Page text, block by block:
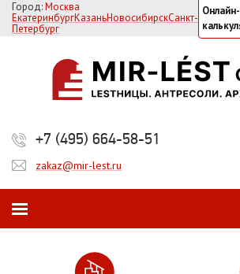
Город:Москва
ЕкатеринбургКазаньНовосибирскСанкт-
Петербург
Онлайн-
+7 (495) 664-58-51
zakaz@mir-lest.ru